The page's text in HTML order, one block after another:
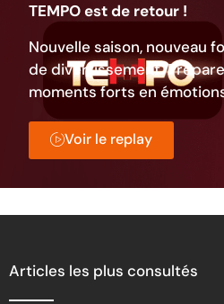
TEMPO est de retour !
Nouvelle saison, nouveau
de divertissement.
moments forts en
Voir le replay
Articles les plus consultés